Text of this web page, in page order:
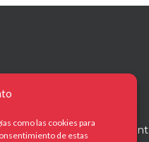
como las cookies para
de estas
CentañoManagment